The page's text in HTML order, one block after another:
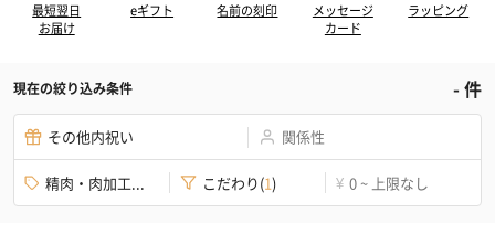
最短翌日
お届け
eギフト 名前の刻印
メッセージ
カード
ラッピング
現在の絞り込み条件 -件
その他内祝い 関係性
精肉・肉加工... こだわり(1) ¥ 0 ~ 上限なし